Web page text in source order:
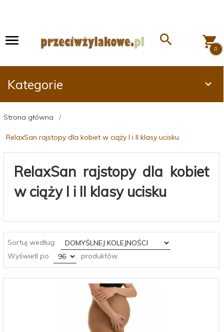
0
Kategorie
Strona główna
RelaxSan rajstopy dla kobiet w ciąży I i II klasy ucisku
RelaxSan rajstopy dla kobiet
w ciąży I i II klasy ucisku
Sortuj według:
sort
Wyświetl po
pop produktów